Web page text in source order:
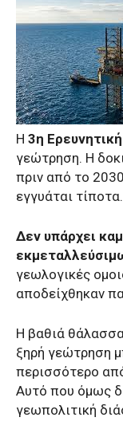
Η 3η
γεώτρηση. Η
πριν από το
εγγυάται τίποτα.
Δεν υπάρχει
γεωλογικές
αποδείχθηκαν
Η βαθιά
ξηρή γεώτρηση
περισσότερο
Αυτό που όμως
γεωπολιτική